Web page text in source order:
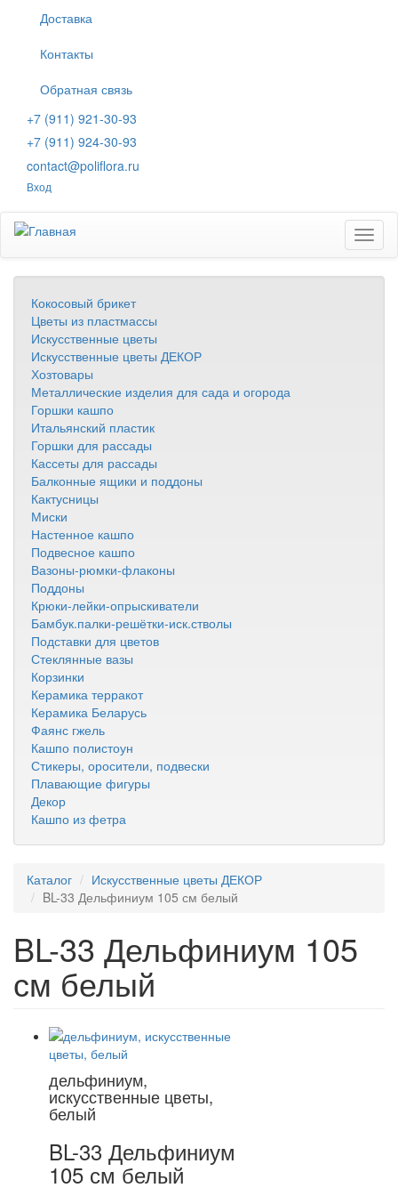
содержанию
Доставка
Контакты
Обратная связь
+7 (911) 921-30-93
+7 (911) 924-30-93
contact@poliflora.ru
Вход
Кокосовый брикет
Цветы из пластмассы
Искусственные цветы
Искусственные цветы ДЕКОР
Хозтовары
Металлические изделия для сада и огорода
Горшки кашпо
Итальянский пластик
Горшки для рассады
Кассеты для рассады
Балконные ящики и поддоны
Кактусницы
Миски
Настенное кашпо
Подвесное кашпо
Вазоны-рюмки-флаконы
Поддоны
Крюки-лейки-опрыскиватели
Бамбук.палки-решётки-иск.стволы
Подставки для цветов
Стеклянные вазы
Корзинки
Керамика терракот
Керамика Беларусь
Фаянс гжель
Кашпо полистоун
Стикеры, оросители, подвески
Плавающие фигуры
Декор
Кашпо из фетра
Каталог
Искусственные цветы ДЕКОР
BL-33 Дельфиниум 105 см белый
BL-33 Дельфиниум 105
см белый
дельфиниум,
искусственные цветы,
белый
BL-33 Дельфиниум
105 см белый